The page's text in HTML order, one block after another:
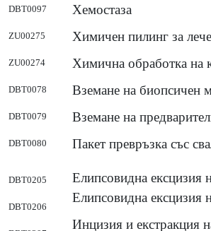
DBT0097 Хемостаза
ZU00275 Химичен пилинг за
ZU00274 Химична обработка на
DBT0078 Вземане на биопсичен
DBT0079 Вземане на
DBT0080 Пакет превръзка със
DBT0205 Елипсовидна ексцизия
DBT0206
Елипсовидна ексцизия
Инцизия и екстракция